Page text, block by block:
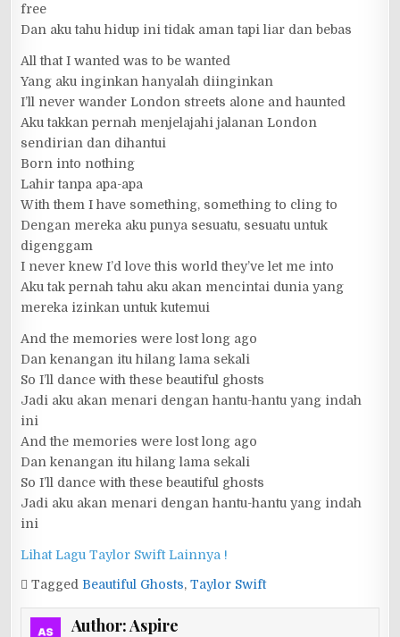
free
Dan aku tahu hidup ini tidak aman tapi liar dan bebas
All that I wanted was to be wanted
Yang aku inginkan hanyalah diinginkan
I’ll never wander London streets alone and haunted
Aku takkan pernah menjelajahi jalanan London
sendirian dan dihantui
Born into nothing
Lahir tanpa apa-apa
With them I have something, something to cling to
Dengan mereka aku punya sesuatu, sesuatu untuk
digenggam
I never knew I’d love this world they’ve let me into
Aku tak pernah tahu aku akan mencintai dunia yang
mereka izinkan untuk kutemui
And the memories were lost long ago
Dan kenangan itu hilang lama sekali
So I’ll dance with these beautiful ghosts
Jadi aku akan menari dengan hantu-hantu yang indah
ini
And the memories were lost long ago
Dan kenangan itu hilang lama sekali
So I’ll dance with these beautiful ghosts
Jadi aku akan menari dengan hantu-hantu yang indah
ini
Lihat Lagu Taylor Swift Lainnya !
Tagged Beautiful Ghosts,Taylor Swift
Author:Aspire